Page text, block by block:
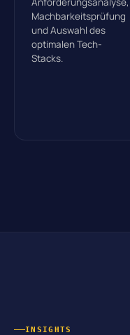
Machbarkeitsprüfung
und Auswahl des
optimalen Tech-
Stacks.
INSIGHTS